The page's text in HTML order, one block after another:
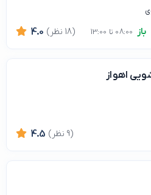
باز 4.0 (18 نظر)
اهواز
4.5 (9 نظر)